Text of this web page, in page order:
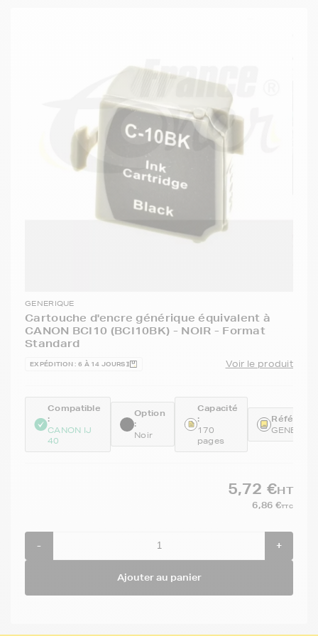
GENERIQUE
Cartouche d'encre générique équivalent à
CANON BCI10 (BCI10BK) - NOIR - Format
Standard
EXPÉDITION : 6 À 14 JOURS Voir le produit
Compatible
:
CANON IJ
40
Option
:
Noir
Capacité
:
170
pages
5,72 €HT
6,86 €TTC
- +
Ajouter au panier